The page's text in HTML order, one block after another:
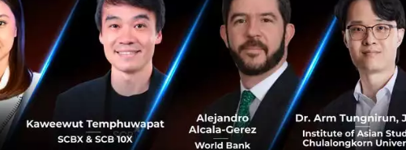
ด้ด้วยการเคลื่อนไหวของดวงตา คำสั่งเสียง และท่าทางมือ
เต็มที่เพื่อให้ผู้ป่วยที่ไม่สามารถพูดหรือขยับแขนขาส่วนบนสามารถใช้
จะมีราคาอยู่ระหว่าง 50,000 ถึง 100,000 ดอลลาร์สหรัฐ หรือราว
กับอุปกรณ์ทางการแพทย์ที่ปลูกถ่ายอื่นๆ เช่น เครื่องกระตุ้นหัวใจ